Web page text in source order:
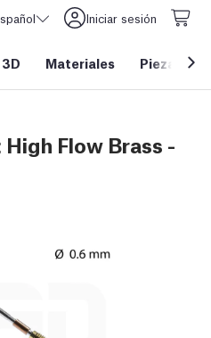
Iniciar sesión
Materiales Piezas y
High Flow Brass -